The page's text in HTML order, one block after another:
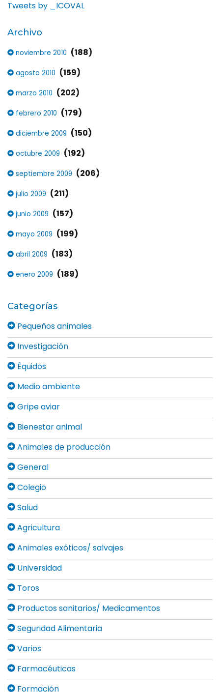
Tweets by _ICOVAL
Archivo
noviembre 2010 (188)
agosto 2010 (159)
marzo 2010 (202)
febrero 2010 (179)
diciembre 2009 (150)
octubre 2009 (192)
septiembre 2009 (206)
julio 2009 (211)
junio 2009 (157)
mayo 2009 (199)
abril 2009 (183)
enero 2009 (189)
Categorías
Pequeños animales
Investigación
Équidos
Medio ambiente
Gripe aviar
Bienestar animal
Animales de producción
General
Colegio
Salud
Agricultura
Animales exóticos/ salvajes
Universidad
Toros
Productos sanitarios/ Medicamentos
Seguridad Alimentaria
Varios
Farmacéuticas
Formación